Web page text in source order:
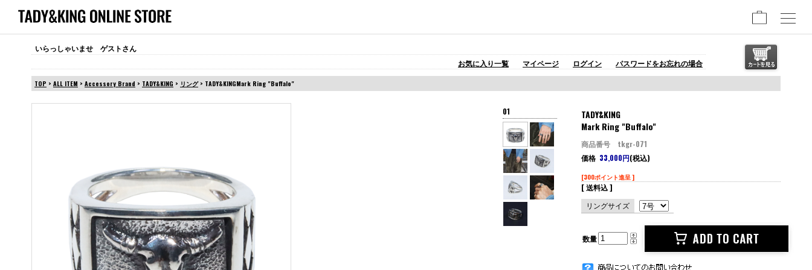
いらっしゃいませ ゲストさん
お気に入り一覧
マイページ ログイン パスワードをお忘れの場合
TOP > ALL ITEM > Accessory Brand > TADY&KING > リング> TADY&KINGMark Ring "Buffalo"
TADY&KING
Mark Ring "Buffalo"
商品番号 tkgr-071
価格 33,000円(税込)
[300ポイント進呈 ]
[ 送料込 ]
リングサイズ
数量
01